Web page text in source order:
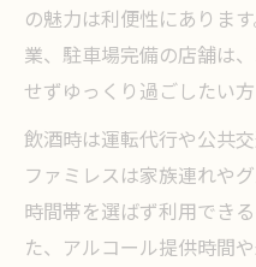
の魅力は利便性にありま
業、駐車場完備の店舗は
せずゆっくり過ごしたい方
飲酒時は運転代行や公共
ファミレスは家族連れや
時間帯を選ばず利用でき
た、アルコール提供時間